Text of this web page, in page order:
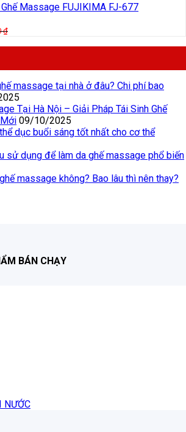
Ghế Massage FUJIKIMA FJ-677
₫
massage tại nhà ở đâu? Chi phí bao
Tại Hà Nội – Giải Pháp Tái Sinh Ghế
09/10/2025
dục buổi sáng tốt nhất cho cơ thể
sử dụng để làm da ghế massage phổ biến
massage không? Bao lâu thì nên thay?
BÁN CHẠY
NƯỚC